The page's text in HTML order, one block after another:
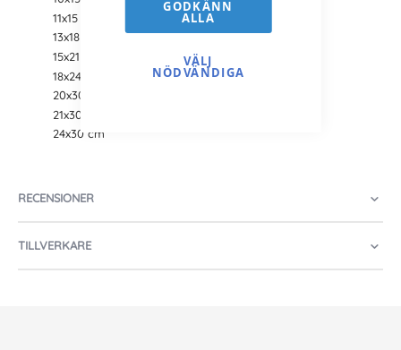
GODKÄNN
ALLA
VÄLJ
NÖDVÄNDIGA
11x15 cm (A6)
13x18 cm
15x21 cm (A5)
18x24 cm
20x30 cm
21x30 cm (A4)
24x30 cm
RECENSIONER
TILLVERKARE